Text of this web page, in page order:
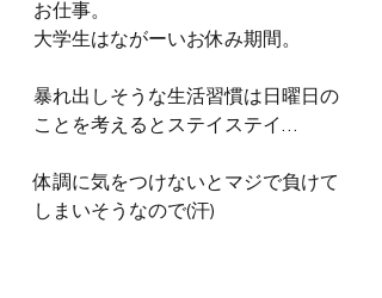
お仕事。
大学生はながーいお休み期間。
暴れ出しそうな生活習慣は日曜日の
ことを考えるとステイステイ…
体調に気をつけないとマジで負けて
しまいそうなので(汗)